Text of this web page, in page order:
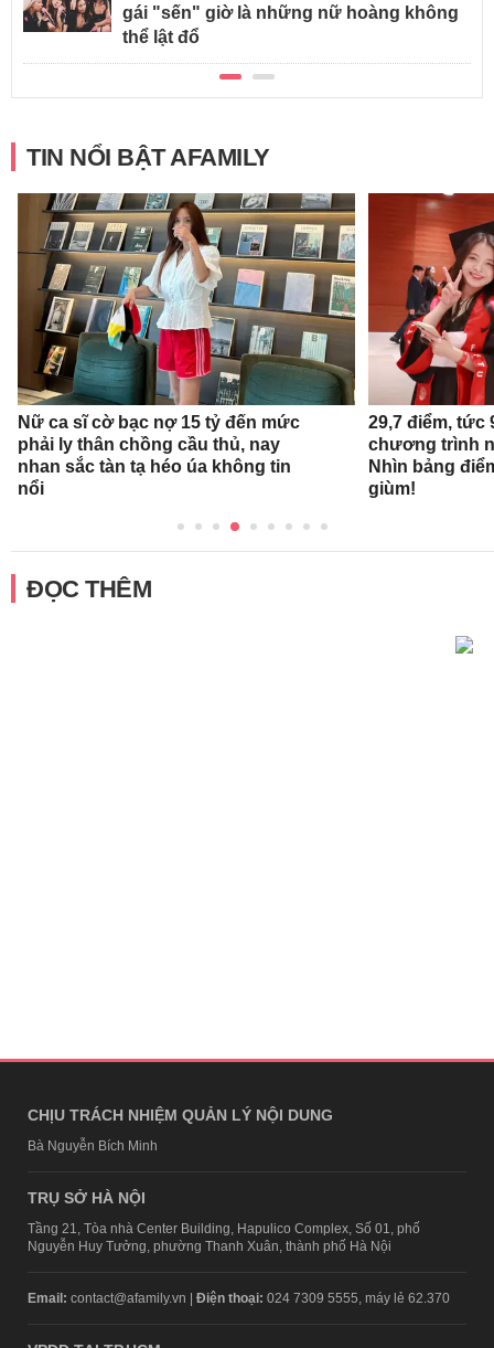
gái "sến" giờ là những nữ hoàng không
thể lật đổ
TIN NỔI BẬT AFAMILY
Nữ ca sĩ cờ bạc nợ 15 tỷ đến mức
phải ly thân chồng cầu thủ, nay
nhan sắc tàn tạ héo úa không tin
nổi
29,7 điểm, tức
chương trình
Nhìn bảng
giùm!
ĐỌC THÊM
CHỊU TRÁCH NHIỆM QUẢN LÝ NỘI DUNG
Bà Nguyễn Bích Minh
TRỤ SỞ HÀ NỘI
Tầng 21, Tòa nhà Center Building, Hapulico Complex, Số 01, phố
Nguyễn Huy Tưởng, phường Thanh Xuân, thành phố Hà Nội
Email: contact@afamily.vn | Điện thoại: 024 7309 5555, máy lẻ 62.370